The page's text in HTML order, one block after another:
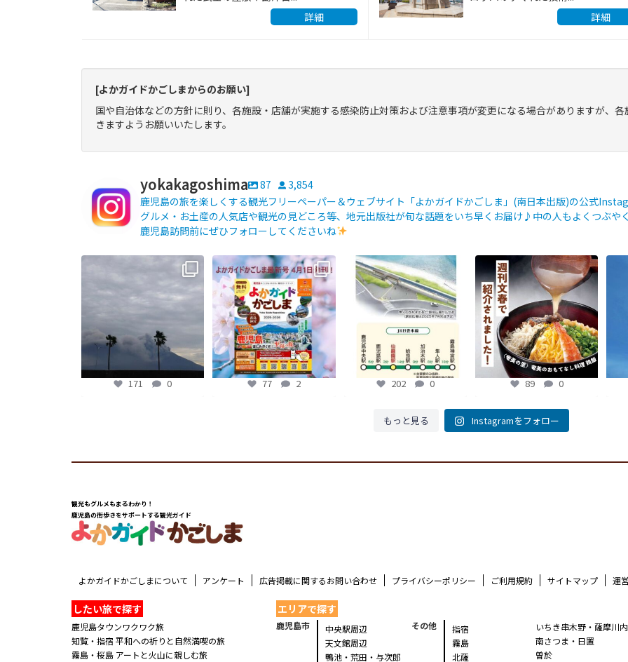
詳細
詳細
[よかガイドかごしまからのお願い]
国や自治体などの方針に則り、各施設・店舗が実施する感染防止対策および注意事項が変更になる場合がありますが、
きますようお願いいたします。
yokakagoshima 87
3,854
鹿児島の旅を楽しくする観光フリーペーパー＆ウェブサイト「よかガイドかごしま」(南日本出版)の公式
グルメ・お土産の人気店や観光の見どころ等、地元出版社が旬な話題をいち早くお届け♪中の人もよくつぶや
鹿児島訪問前にぜひフォローしてくださいね
【fromよかガイド】〜鹿児島観
光の際は降灰にご注意を〜...
171 0
171 0
よかガイド最新号、ぜひご覧
ください
【fromよかガイド】
...
77 2
77 2
【鹿児島観光トピックス】〜鹿
児島中央駅から約8分!! 「仙巌園
駅」誕生〜
...
202 0
202 0
【fromよかガイド】～かごかご
. jpからのお知らせ ～
...
89 0
89 0
もっと見る Instagramをフォロー
観光もグルメもまるわかり！
鹿児島の街歩きをサポートする観光ガイド
よかガイドかごしまについて アンケート 広告掲載に関するお問い合わせ プライバシーポリシー ご利用規約 サイトマップ 運
したい旅で探す
鹿児島タウンワクワク旅
知覧・指宿 平和への祈りと自然満喫の旅
霧島・桜島 アートと火山に親しむ旅
エリアで探す
鹿児島市
中央駅周辺
天文館周辺
鴨池・荒田・与次郎
その他
指宿
霧島
北薩
いちき串木野・薩摩川内
南さつま・日置
曽於